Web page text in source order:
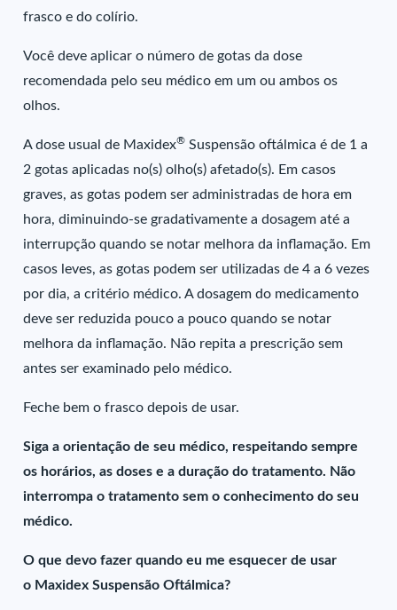
frasco e do colírio.
Você deve aplicar o número de gotas da dose
recomendada pelo seu médico em um ou ambos os
olhos.
A dose usual de Maxidex® Suspensão oftálmica é de 1 a
2 gotas aplicadas no(s) olho(s) afetado(s). Em casos
graves, as gotas podem ser administradas de hora em
hora, diminuindo-se gradativamente a dosagem até a
interrupção quando se notar melhora da inflamação. Em
casos leves, as gotas podem ser utilizadas de 4 a 6 vezes
por dia, a critério médico. A dosagem do medicamento
deve ser reduzida pouco a pouco quando se notar
melhora da inflamação. Não repita a prescrição sem
antes ser examinado pelo médico.
Feche bem o frasco depois de usar.
Siga a orientação de seu médico, respeitando sempre
os horários, as doses e a duração do tratamento. Não
interrompa o tratamento sem o conhecimento do seu
médico.
O que devo fazer quando eu me esquecer de usar
o Maxidex Suspensão Oftálmica?